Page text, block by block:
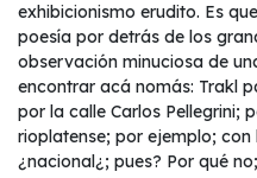
exhibicionismo erudito. Es
poesía por detrás de los
observación minuciosa de
encontrar acá nomás: Trakl
por la calle Carlos Pellegrini;
rioplatense; por ejemplo; con
¿nacional¿; pues? Por qué